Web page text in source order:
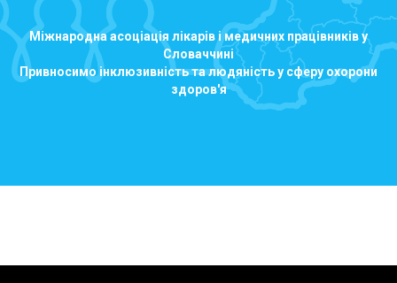
Міжнародна асоціація лікарів і медичних працівників у
Словаччині
Привносимо інклюзивність та людяність у сферу охорони
здоров'я